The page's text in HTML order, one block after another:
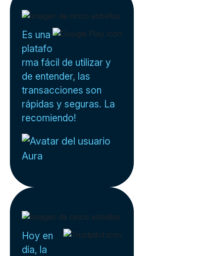
Es una
platafo
rma fácil de utilizar y
de entender, las
transacciones son
rápidas y seguras. La
recomiendo!
Aura
Hoy en
día, la